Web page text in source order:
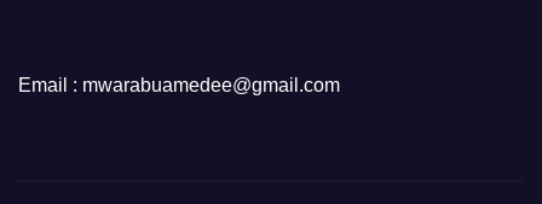
Email : mwarabuamedee@gmail.com